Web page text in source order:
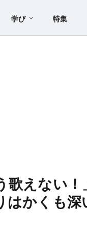
学び 特集
えない！
はかくも深